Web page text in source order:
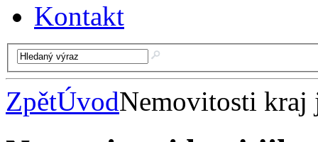
Kontakt
ZpětÚvodNemovitosti kraj